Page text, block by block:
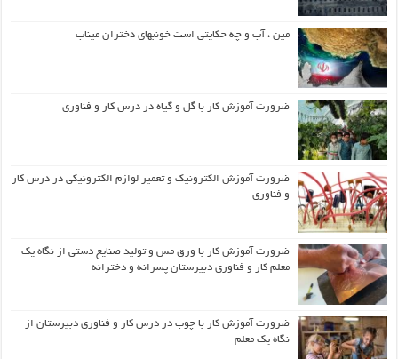
مین ، آب و چه حکایتی است خونبهای دختران میناب
ضرورت آموزش کار با گل و گیاه در درس کار و فناوری
ضرورت آموزش الکترونیک و تعمیر لوازم الکترونیکی در درس کار
و فناوری
ضرورت آموزش کار با ورق مس و تولید صنایع دستی از نگاه یک
معلم کار و فناوری دبیرستان پسرانه و دخترانه
ضرورت آموزش کار با چوب در درس کار و فناوری دبیرستان از
نگاه یک معلم